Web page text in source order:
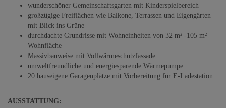
wunderschöner Gemeinschaftsgarten mit Kinderspielbereich
großzügige Freiflächen wie Balkone, Terrassen und Eigengärten
mit Blick ins Grüne
durchdachte Grundrisse mit Wohneinheiten von 32 m² -105 m²
Wohnfläche
Massivbauweise mit Vollwärmeschutzfassade
umweltfreundliche und energiesparende Wärmepumpe
20 hauseigene Garagenplätze mit Vorbereitung für E-Ladestation
AUSSTATTUNG: